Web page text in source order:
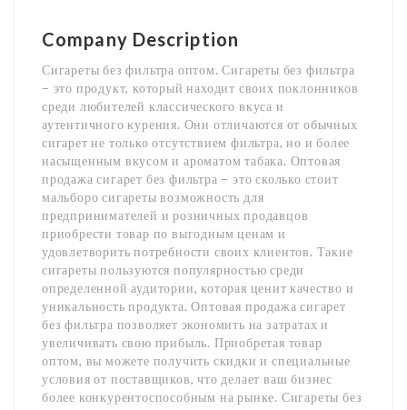
Company Description
Сигареты без фильтра оптом. Сигареты без фильтра
– это продукт, который находит своих поклонников
среди любителей классического вкуса и
аутентичного курения. Они отличаются от обычных
сигарет не только отсутствием фильтра, но и более
насыщенным вкусом и ароматом табака. Оптовая
продажа сигарет без фильтра – это сколько стоит
мальборо сигареты возможность для
предпринимателей и розничных продавцов
приобрести товар по выгодным ценам и
удовлетворить потребности своих клиентов. Такие
сигареты пользуются популярностью среди
определенной аудитории, которая ценит качество и
уникальность продукта. Оптовая продажа сигарет
без фильтра позволяет экономить на затратах и
увеличивать свою прибыль. Приобретая товар
оптом, вы можете получить скидки и специальные
условия от поставщиков, что делает ваш бизнес
более конкурентоспособным на рынке. Сигареты без